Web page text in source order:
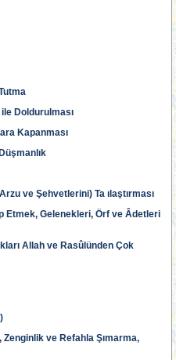
Doldurulması
Kapanması
ve Şehvetlerini) Ta ılaştırması
Etmek, Gelenekleri, Örf ve Âdetleri
Allah ve Rasûlünden Çok
ve Refahla Şımarma,